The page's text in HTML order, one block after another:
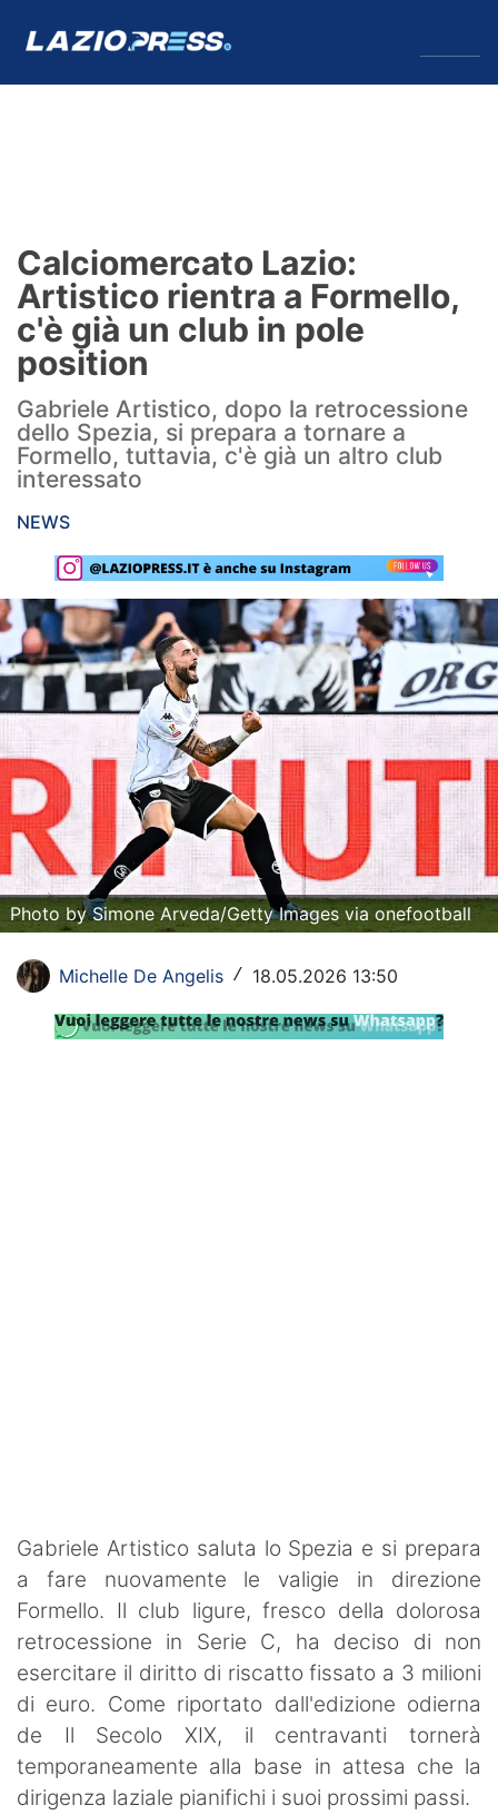
Formello
Infortuni
Primavera
Calciomercato
Lazio Women
Rassegna Lazio
Social
Calcio
Serie A
Champions League
Europa League
Altri Sport
Formula 1
Tennis
Vela
SHOP LAZIO
Calciomercato Lazio:
Artistico rientra a Formello,
c'è già un club in pole
position
Gabriele Artistico, dopo la retrocessione
dello Spezia, si prepara a tornare a
Formello, tuttavia, c'è già un altro club
interessato
NEWS
Photo by Simone Arveda/Getty Images via onefootball
Michelle De Angelis / 18.05.2026 13:50
Gabriele Artistico saluta lo Spezia e si prepara
a fare nuovamente le valigie in direzione
Formello. Il club ligure, fresco della dolorosa
retrocessione in Serie C, ha deciso di non
esercitare il diritto di riscatto fissato a 3 milioni
di euro. Come riportato dall'edizione odierna
de Il Secolo XIX, il centravanti tornerà
temporaneamente alla base in attesa che la
dirigenza laziale pianifichi i suoi prossimi passi.